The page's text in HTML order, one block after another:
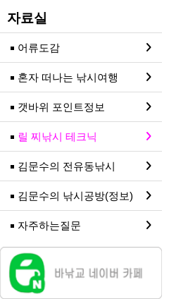
자료실
어류도감
혼자 떠나는 낚시여행
갯바위 포인트정보
릴 찌낚시 테크닉
김문수의 전유동낚시
김문수의 낚시공방(정보)
자주하는질문